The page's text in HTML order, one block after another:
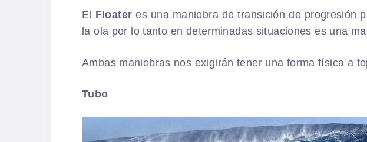
WEBCAM
PEDIDOS
El Floater es una maniobra de transición de progresión
la ola por lo tanto en determinadas situaciones es una
Ambas maniobras nos exigirán tener una forma física a
Tubo